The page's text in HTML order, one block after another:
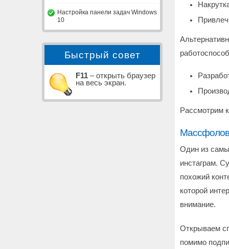
Настройка панели задач Windows
10
Быстрый совет
F11 – открыть браузер
на весь экран.
Рассмотрим
Один из
инстаграм.
похожий
которой
внимание.
Открываем
помимо